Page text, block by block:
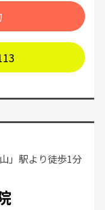
」駅より徒歩1分